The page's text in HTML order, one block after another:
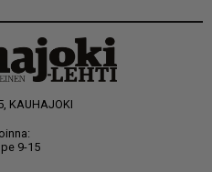
KAUHAJOKI
9-15